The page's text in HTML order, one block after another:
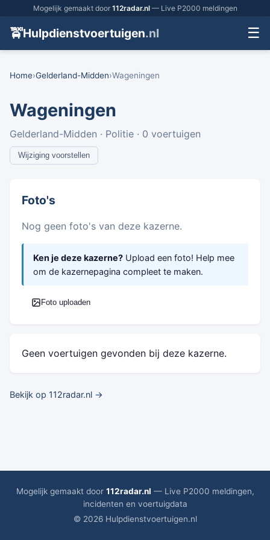
Mogelijk gemaakt door 112radar.nl— Live P2000 meldingen
🚖Hulpdienstvoertuigen.nl ☰
Home›Gelderland-Midden›Wageningen
Wageningen
Gelderland-Midden · Politie · 0 voertuigen
Wijziging voorstellen
Foto's
Nog geen foto's van deze kazerne.
Ken je deze kazerne? Upload een foto! Help mee
om de kazernepagina compleet te maken.
Foto uploaden
Geen voertuigen gevonden bij deze kazerne.
Bekijk op 112radar.nl →
Mogelijk gemaakt door 112radar.nl — Live P2000 meldingen,
incidenten en voertuigdata
© 2026 Hulpdienstvoertuigen.nl